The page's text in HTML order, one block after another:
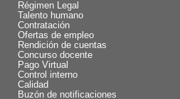
Régimen Legal
Talento humano
Contratación
Ofertas de empleo
Rendición de cuentas
Concurso docente
Pago Virtual
Control interno
Calidad
Buzón de notificaciones